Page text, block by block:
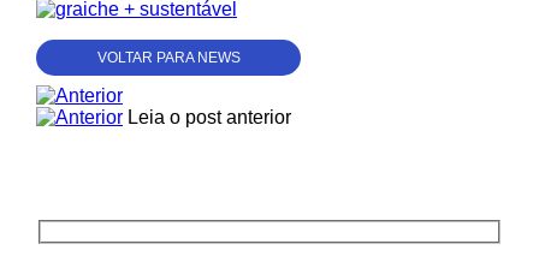
VOLTAR PARA NEWS
Leia o post anterior